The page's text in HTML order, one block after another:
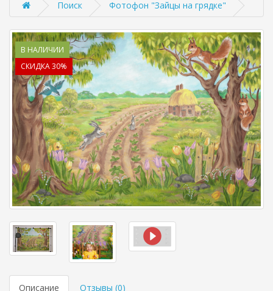
Поиск Фотофон "Зайцы на грядке"
В НАЛИЧИИ
СКИДКА 30%
Описание Отзывы (0)